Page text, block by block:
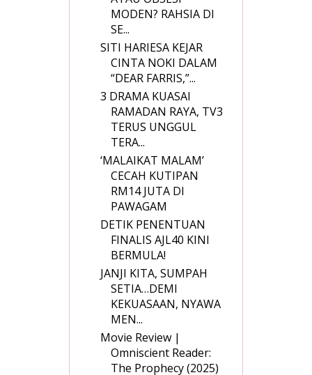
MODEN? RAHSIA DI
SE...
SITI HARIESA KEJAR
CINTA NOKI DALAM
“DEAR FARRIS,”...
3 DRAMA KUASAI
RAMADAN RAYA, TV3
TERUS UNGGUL
TERA...
‘MALAIKAT MALAM’
CECAH KUTIPAN
RM14 JUTA DI
PAWAGAM
DETIK PENENTUAN
FINALIS AJL40 KINI
BERMULA!
JANJI KITA, SUMPAH
SETIA…DEMI
KEKUASAAN, NYAWA
MEN...
Movie Review |
Omniscient Reader:
The Prophecy (2025)